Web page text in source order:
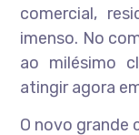
comercial,
imenso. No
ao milésimo
atingir agora
O novo grande